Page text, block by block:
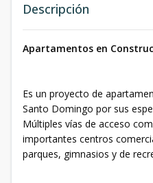
Descripción
Apartamentos en
Es un proyecto de
Santo Domingo por sus
Múltiples vías de acceso
importantes centros
parques, gimnasios y de